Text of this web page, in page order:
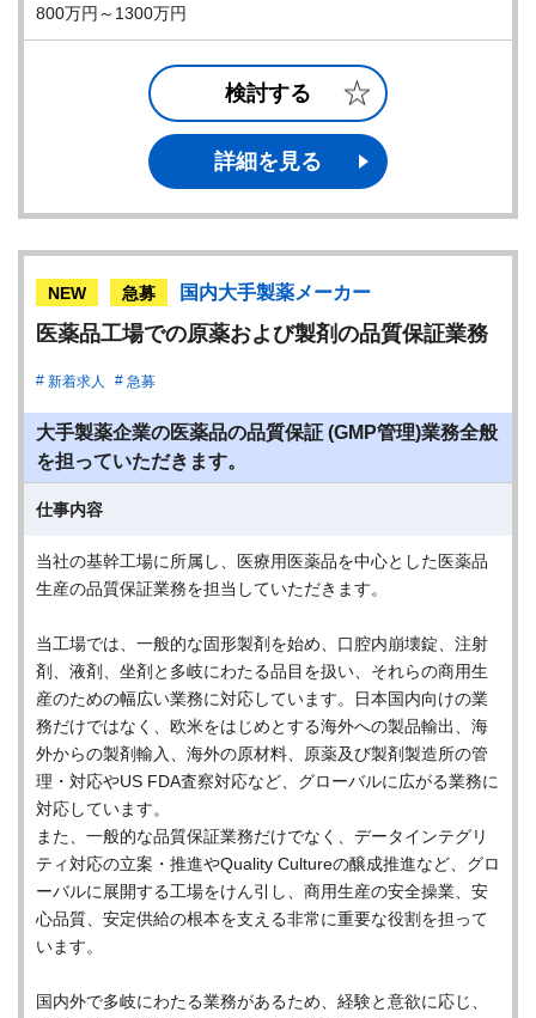
800万円～1300万円
検討する
詳細を見る
NEW 急募 国内大手製薬メーカー
医薬品工場での原薬および製剤の品質保証業務
新着求人 急募
大手製薬企業の医薬品の品質保証 (GMP管理)業務全般
を担っていただきます。
仕事内容
当社の基幹工場に所属し、医療用医薬品を中心とした医薬品
生産の品質保証業務を担当していただきます。
当工場では、一般的な固形製剤を始め、口腔内崩壊錠、注射
剤、液剤、坐剤と多岐にわたる品目を扱い、それらの商用生
産のための幅広い業務に対応しています。日本国内向けの業
務だけではなく、欧米をはじめとする海外への製品輸出、海
外からの製剤輸入、海外の原材料、原薬及び製剤製造所の管
理・対応やUS FDA査察対応など、グローバルに広がる業務に
対応しています。
また、一般的な品質保証業務だけでなく、データインテグリ
ティ対応の立案・推進やQuality Cultureの醸成推進など、グロ
ーバルに展開する工場をけん引し、商用生産の安全操業、安
心品質、安定供給の根本を支える非常に重要な役割を担って
います。
国内外で多岐にわたる業務があるため、経験と意欲に応じ、